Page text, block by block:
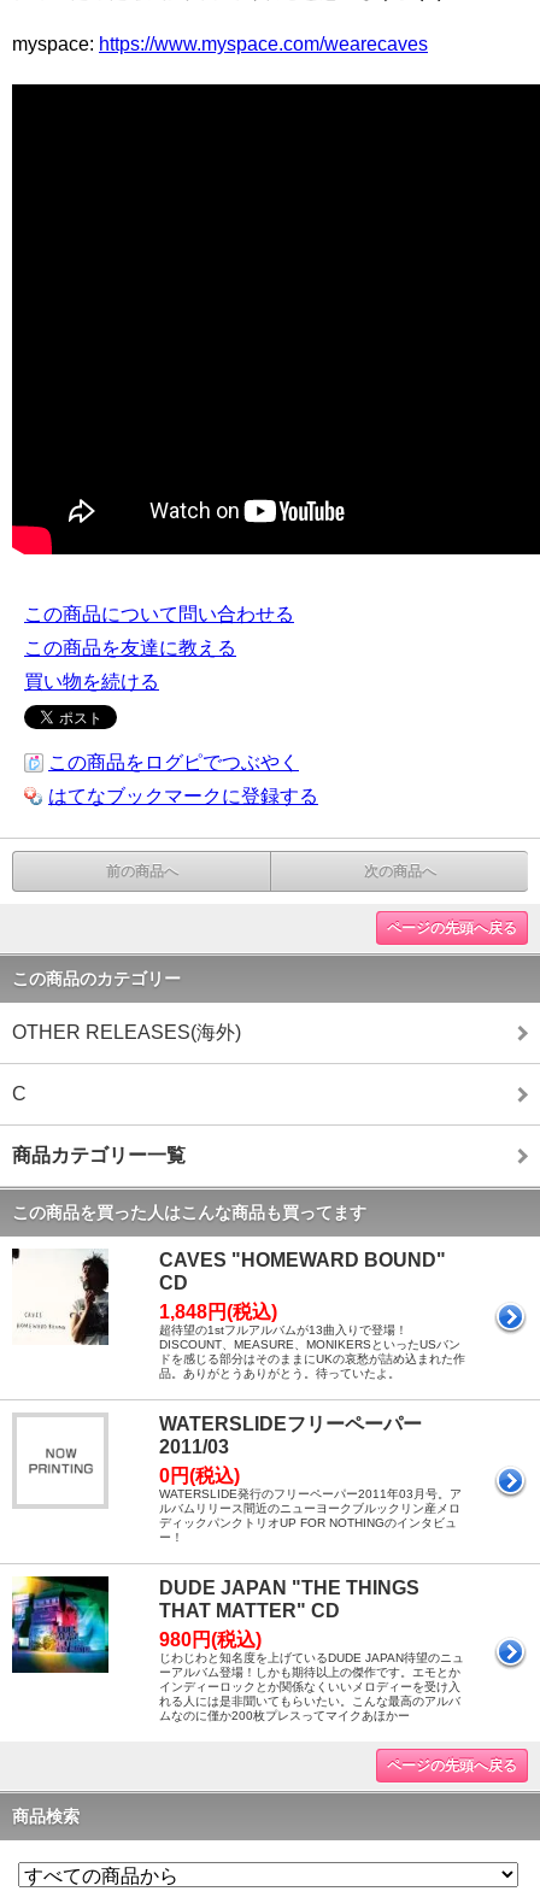
myspace: https://www.myspace.com/wearecaves
この商品について問い合わせる
この商品を友達に教える
買い物を続ける
この商品をログピでつぶやく
はてなブックマークに登録する
前の商品へ 次の商品へ
ページの先頭へ戻る
この商品のカテゴリー
OTHER RELEASES(海外)
C
商品カテゴリー一覧
この商品を買った人はこんな商品も買ってます
CAVES "HOMEWARD BOUND"
CD
1,848円(税込)
超待望の1stフルアルバムが13曲入りで登場！
DISCOUNT、MEASURE、MONIKERSといったUSバン
ドを感じる部分はそのままにUKの哀愁が詰め込まれた作
品。ありがとうありがとう。待っていたよ。
WATERSLIDEフリーペーパー
2011/03
0円(税込)
WATERSLIDE発行のフリーペーパー2011年03月号。ア
ルバムリリース間近のニューヨークブルックリン産メロ
ディックパンクトリオUP FOR NOTHINGのインタビュ
ー！
DUDE JAPAN "THE THINGS
THAT MATTER" CD
980円(税込)
じわじわと知名度を上げているDUDE JAPAN待望のニュ
ーアルバム登場！しかも期待以上の傑作です。エモとか
インディーロックとか関係なくいいメロディーを受け入
れる人には是非聞いてもらいたい。こんな最高のアルバ
ムなのに僅か200枚プレスってマイクあほかー
ページの先頭へ戻る
商品検索